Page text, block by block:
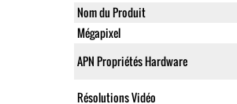
Nom du Produit
Mégapixel
APN Propriétés Hardware
Résolutions Vidéo